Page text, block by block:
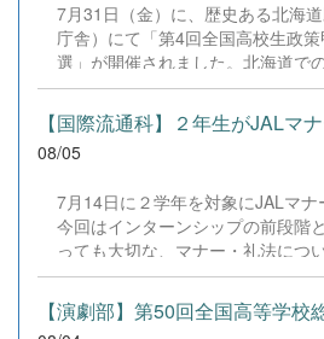
7月31日（金）に、歴史ある北海
庁舎）にて「第4回全国高校生政
選」が開催されました。北海道で
開催となります。 本校からは、3
学年主任｜」が出場しました。3年
あたり、受験勉強や学校祭の準備
中、全員で時間を作り出し、徹底
破し、本校チームは「設定テーマ
門」の両方で登壇・発表を行いま
ーマと結果 設定テーマ部門 『若
期離職を解消する人材開発型社会
る社会へ―』 &rArr; 惜しくも表彰
のキャリア形成に正面から向き合
08/05
7月14日に２学年を対象にJALマナ
今回はインターンシップの前段階
っても大切な、マナー・礼法につ
方、作法、話し方など、基本から
幌様の協力のもと、授業をしてい
ンターンシップに向けて準備中で
【演劇部】第50回全国高等学校